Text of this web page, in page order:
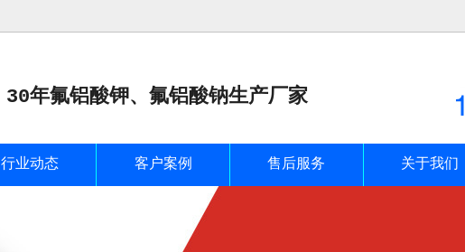
30年氟铝酸钾、氟铝酸钠生产厂家
行业动态 客户案例 售后服务 关于我们